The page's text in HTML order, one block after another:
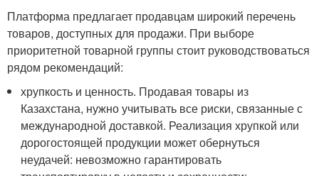
Платформа предлагает продавцам широкий перечень
товаров, доступных для продажи. При выборе
приоритетной товарной группы стоит руководствоваться
рядом рекомендаций:
хрупкость и ценность. Продавая товары из
Казахстана, нужно учитывать все риски, связанные с
международной доставкой. Реализация хрупкой или
дорогостоящей продукции может обернуться
неудачей: невозможно гарантировать